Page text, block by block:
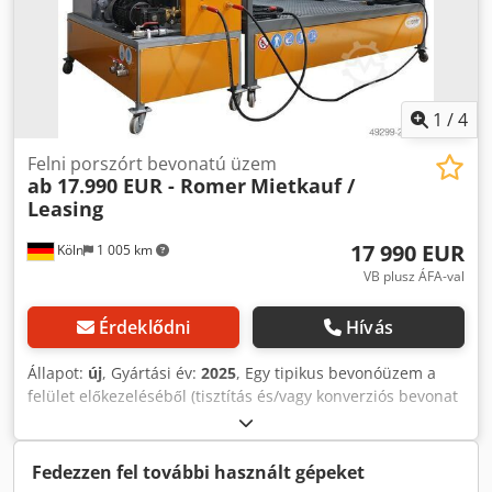
tonna. Természetesen régebbi festőpor is található
közöttük. A festőpor ára 2500 euró, nettó, az átvétel helyén.
Dksdpfx Akszmup Djujr
1 /4
Köln 1 005 km
Felni porszórt bevonatú üzem
ab 17.990 EUR - Romer Mietkauf /
Leasing
17 990 EUR
VB plusz ÁFA-val
Érdeklődni Hívás
Állapot: új, Gyártási év: 2025, Egy tipikus bevonóüzem a
felület előkezeléséből (tisztítás és/vagy konverziós bevonat
felvitele) áll, Közbenső szárítás, elektrosztatikus bevonási
zóna ( fülke / porkezelő rendszer ) és szárító ( tojássütő ). A
munkadarabok szállítása szállítószalagon keresztül
Fedezzen fel további használt gépeket